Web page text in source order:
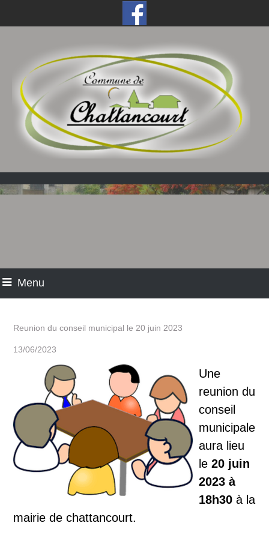
Menu
Reunion du conseil municipal le 20 juin 2023
13/06/2023
Une
reunion du
conseil
municipale
aura lieu
le20 juin
2023 à
18h30 à la
mairie de chattancourt.